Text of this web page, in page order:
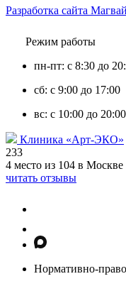
Разработка сайта Магвай
Режим работы
пн-пт: с 8:30 до
сб: с 9:00 до 17:00
вс: с 10:00 до 20:00
Клиника «Арт-ЭКО»
233
4 место из 104 в Москве
читать отзывы
Нормативно-